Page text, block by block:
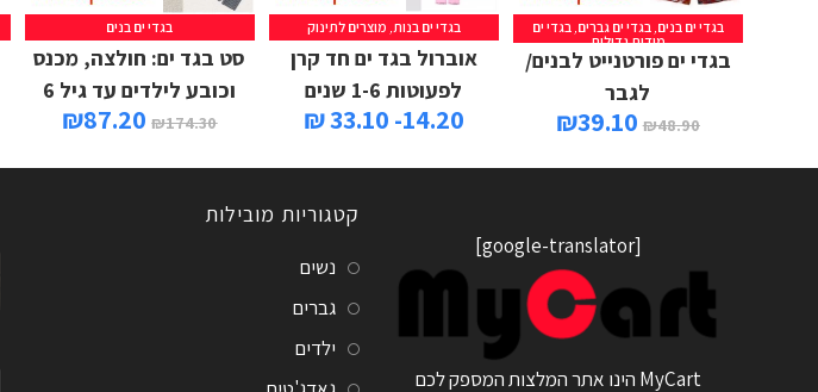
בגדי ים בנים,בגדי ים גברים,בגדי ים
מידות גדולות
בגדי ים פורטנייט לבנים/
לגבר
₪48.90
₪39.10
בגדי ים בנות, מוצרים לתינוק
אוברול בגד ים חד קרן
לפעוטות 1-6 שנים
14.20- 33.10 ₪
בגדי ים בנים
סט בגד ים: חולצה, מכנס
וכובע לילדים עד גיל 6
₪174.30
₪87.20
[google-translator]
MyCart הינו אתר המלצות המספק לכם
קטגוריות מובילות
נשים
גברים
ילדים